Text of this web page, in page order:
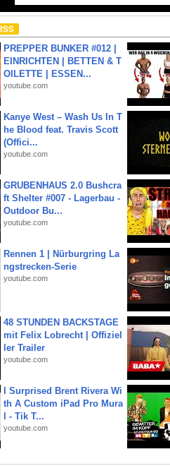
PREPPER BUNKER #012 |
EINRICHTEN | BETTEN & T
OILETTE | ESSEN...
youtube.com
Kanye West – Wash Us In T
he Blood feat. Travis Scott
(Offici...
youtube.com
GRUBENHAUS 2.0 Bushcra
ft Shelter #007 - Lagerbau -
Outdoor Bu...
youtube.com
Rennen 1 | Nürburgring La
ngstrecken-Serie
youtube.com
48 STUNDEN BACKSTAGE
mit Felix Lobrecht | Offiziel
ler Trailer
youtube.com
I Surprised Brent Rivera Wi
th A Custom iPad Pro Mura
l - Tik T...
youtube.com